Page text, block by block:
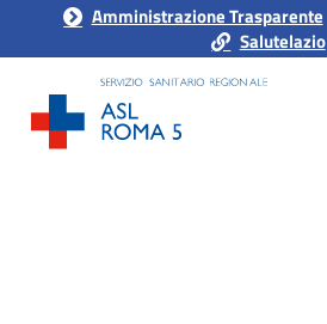
Amministrazione Trasparente
Salutelazio